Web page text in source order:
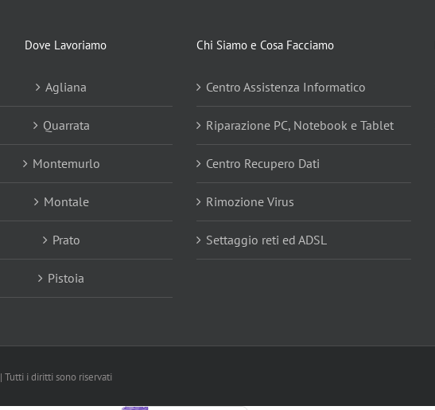
Dove Lavoriamo
Agliana
Quarrata
Montemurlo
Montale
Prato
Pistoia
Chi Siamo e Cosa Facciamo
Centro Assistenza Informatico
Riparazione PC, Notebook e Tablet
Centro Recupero Dati
Rimozione Virus
Settaggio reti ed ADSL
| Tutti i diritti sono riservati